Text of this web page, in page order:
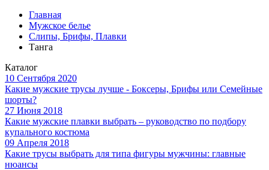
Главная
Мужское белье
Слипы, Брифы, Плавки
Танга
Каталог
10 Сентября 2020
Какие мужские трусы лучше - Боксеры, Брифы или Семейные
шорты?
27 Июня 2018
Какие мужские плавки выбрать – руководство по подбору
купального костюма
09 Апреля 2018
Какие трусы выбрать для типа фигуры мужчины: главные
нюансы